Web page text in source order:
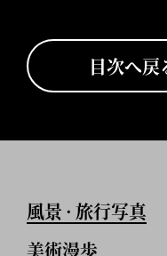
目次へ戻
風景 • 旅行写真
美術漫歩